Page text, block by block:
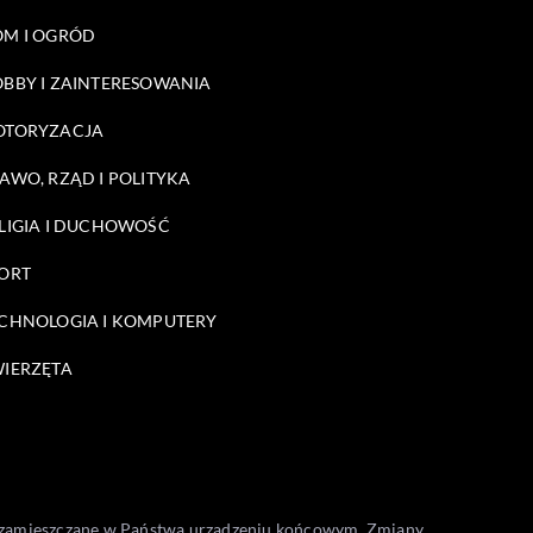
I OGRÓD
I ZAINTERESOWANIA
RZĄD I POLITYKA
I DUCHOWOŚĆ
I KOMPUTERY